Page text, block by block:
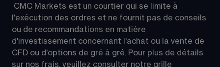
CMC Markets est un courtier qui se limite à
l'exécution des ordres et ne fournit pas de conseils
ou de recommandations en matière
d'investissement concernant l'achat ou la vente de
CFD ou d'options de gré à gré. Pour plus de détails
sur nos frais, veuillez consulter notre grille